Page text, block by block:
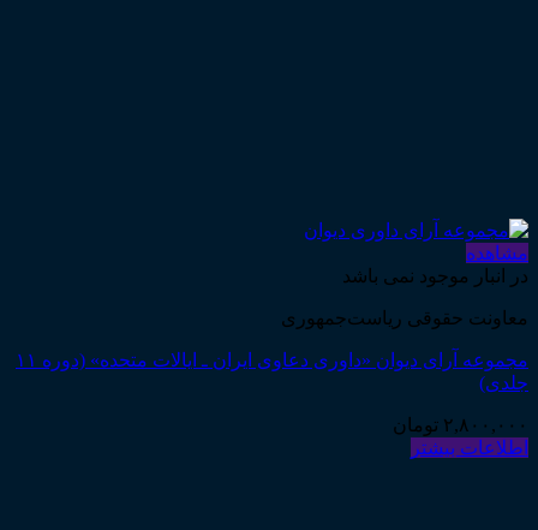
مشاهده
در انبار موجود نمی باشد
معاونت حقوقی ریاست‌جمهوری
مجموعه آرای دیوان «داوری دعاوی ایران ـ ایالات متحده» (دوره ۱۱
جلدی)
۲,۸۰۰,۰۰۰ تومان
اطلاعات بیشتر